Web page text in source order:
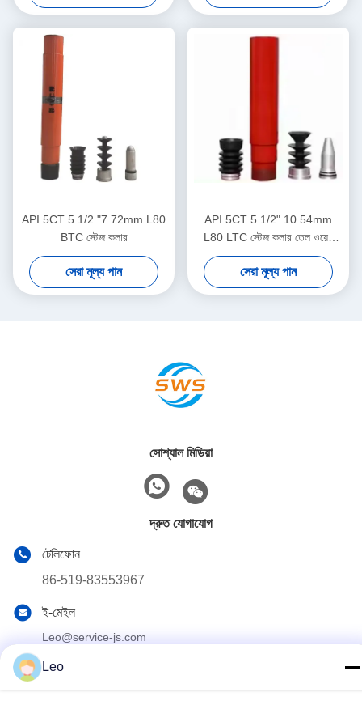
API 5CT 5 1/2 "7.72mm L80
BTC স্টেজ কলার
সেরা মূল্য পান
API 5CT 5 1/2" 10.54mm
L80 LTC স্টেজ কলার তেল ওয়েল
সিমেন্টিংয়ের জন্য
সেরা মূল্য পান
সোশ্যাল মিডিয়া
দ্রুত যোগাযোগ
টেলিফোন
86-519-83553967
ই-মেইল
Leo@service-js.com
ঠিকানা
হাই-টেক ইন্ডাস্ট্রিয়াল পার্ক উজিন জোন, চাংঝু, জিয়াংসু প্রদেশ, চীন
Leo